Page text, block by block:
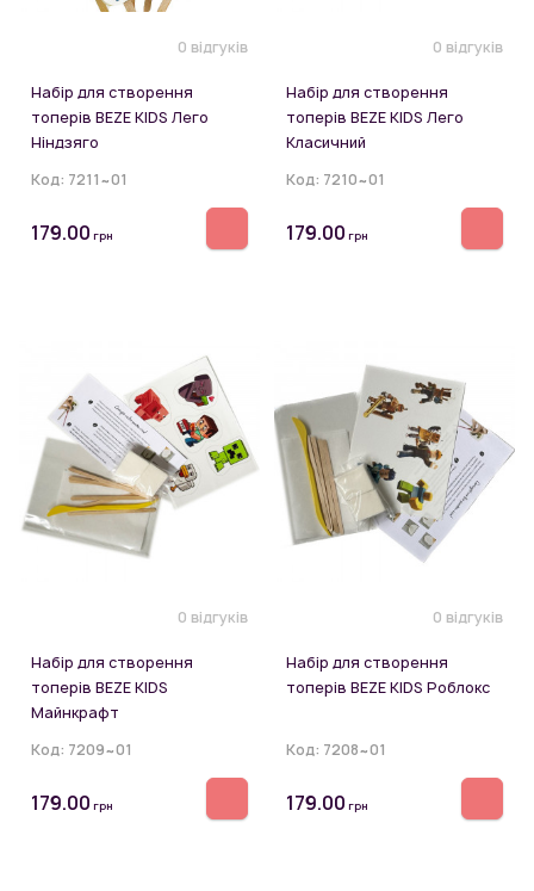
0 відгуків
Набір для створення
топерів BEZE KIDS Лего
Ніндзяго
Код: 7211~01
179.00 грн
0 відгуків
Набір для створення
топерів BEZE KIDS Лего
Класичний
Код: 7210~01
179.00 грн
0 відгуків
Набір для створення
топерів BEZE KIDS
Майнкрафт
Код: 7209~01
179.00 грн
0 відгуків
Набір для створення
топерів BEZE KIDS Роблокс
Код: 7208~01
179.00 грн